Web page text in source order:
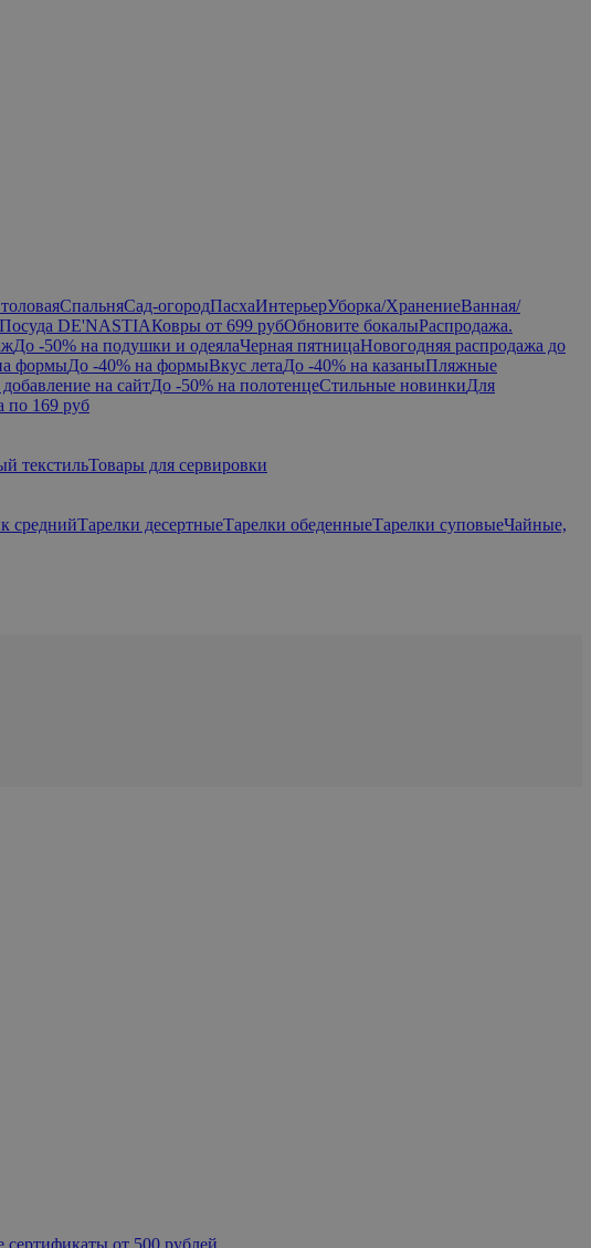
СпальняСад-огородПасхаИнтерьерУборка/ХранениеВанная/
Посуда DE'NASTIAКовры от 699 рубОбновите бокалыРаспродажа.
До -50% на подушки и одеялаЧерная пятницаНовогодняя распродажа до
формыДо -40% на формыВкус летаДо -40% на казаныПляжные
на сайтДо -50% на полотенцеСтильные новинкиДля
по 169 руб
текстильТовары для сервировки
среднийТарелки десертныеТарелки обеденныеТарелки суповыеЧайные,
от 500 рублей